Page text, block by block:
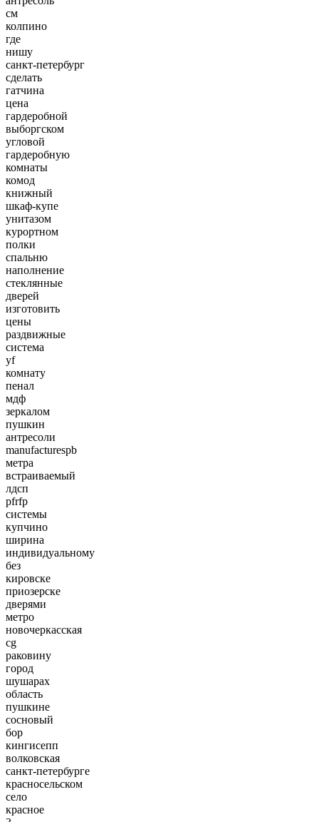
см
колпино
где
нишу
санкт-петербург
сделать
гатчина
цена
гардеробной
выборгском
угловой
гардеробную
комнаты
комод
книжный
шкаф-купе
унитазом
курортном
полки
спальню
наполнение
стеклянные
дверей
изготовить
цены
раздвижные
система
yf
комнату
пенал
мдф
зеркалом
пушкин
антресоли
manufacturespb
метра
встраиваемый
лдсп
pfrfp
системы
купчино
ширина
индивидуальному
без
кировске
приозерске
дверями
метро
новочеркасская
cg
раковину
город
шушарах
область
пушкине
сосновый
бор
кингисепп
волковская
санкт-петербурге
красносельском
село
красное